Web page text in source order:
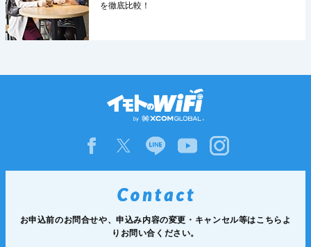
を徹底比較！
お申込前のお問合せや、申込み内容の変更・ キャンセル等はこちらよ
りお問い合ください。